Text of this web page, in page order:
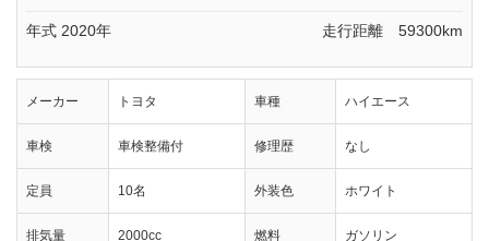
年式 2020年 走行距離 59300km
メーカー トヨタ 車種 ハイエース
車検 車検整備付 修理歴 なし
定員 10名 外装色 ホワイト
排気量 2000cc 燃料 ガソリン